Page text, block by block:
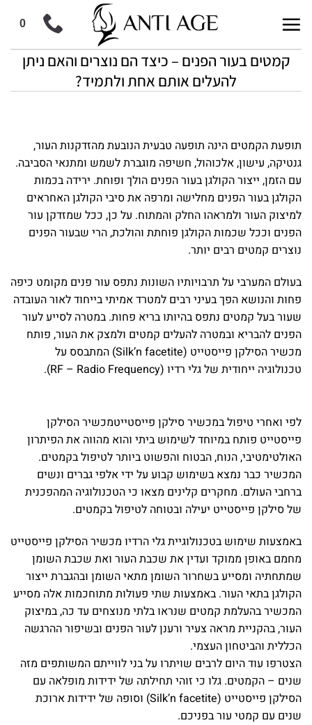
0
קמטים בעור הפנים – כיצד הם נוצרים והאם ניתן
להעלים אותם אחת ולתמיד?
תופעת הקמטים הינה תופעה טבעית הנובעת מהזדקנות העור,
גנטיקה, עישון, אלכוהול, חשיפה מוגברת לשמש ומתנאי הסביבה.
עם הזמן, ייצור הקולגן בעור הפנים הולך ופוחת. ירידה בכמות
הקולגן בעור הפנים מחלישה ומרפה את סיבי הקולגן האחראים
למיצוק העור ולמראהו החלק והמתוח. על כן, ככל שמזדקן עור
הפנים וככל שכמות הקולגן פוחתת והולכת, הרי שבעור הפנים
נוצרים קמטים רבים יותר.
בעולם המערבי על תרבויותיו השונות נתפס עור פנים מקומט כיפה
פחות והנושא הפך בעיני רבים למטרד אמיתי בייחוד לאור העובדה
שעור בעל קמטים נתפס בהיותו בריא פחות. במטרה לסייע לעור
הפנים להבריא ובמטרה להעלים קמטים ולמצק את העור, פותח
מכשיר הסילקן פייסטייט (Silk’n facetite) המתבסס על
טכנולוגיה ייחודית של גלי רדיו (RF – Radio Frequency).
לפי ואחרי טיפול במכשיר סילקן פייסטייטמכשיר הסילקן
פייסטייט פותח במיוחד לשימוש ביתי והוא מהווה את הפיתרון
האולטימטיבי, הנוח, הבטוח והפשוט ביותר לטיפול בקמטים.
המכשיר כבר נמצא בשימוש קבוע על ידי אלפי גברים ונשים
ברחבי העולם. מחקרים קלינים מצאו כי הטכנולוגיה המהפכנית
של סילקן פייסטייט יעילה ובטוחה לטיפול בקמטים.
באמצעות שימוש בטכנולוגיית גלי הרדיו מכשיר הסילקן פייסטייט
מחמם באופן ממוקד ועדין את שכבת העור ואת שכבת השומן
שמתחתיה ומסייע בשחרור השומן מתאי השומן ובהגברת ייצור
הקולגן בתאי העור. באמצעות שתי פעולות מתוחכמות אלה מסייע
המכשיר בהעלמת קמטים שנראו בלתי מנוצחים עד כה, במיצוק
העור, בהקניית מראה צעיר ורענן לעור הפנים ובשיפור ההרגשה
הכללית והביטחון העצמי.
הצטרפו עוד היום לרבים שויתרו על בני לווייתם המשותפים מזה
שנים – הקמטים. גלו כי זוהי תחילתה של ידידות מופלאה עם
הסילקן פייסטייט (Silk’n facetite) וסופה של ידידות ארוכת
שנים עם קמטי עור בפניכם.